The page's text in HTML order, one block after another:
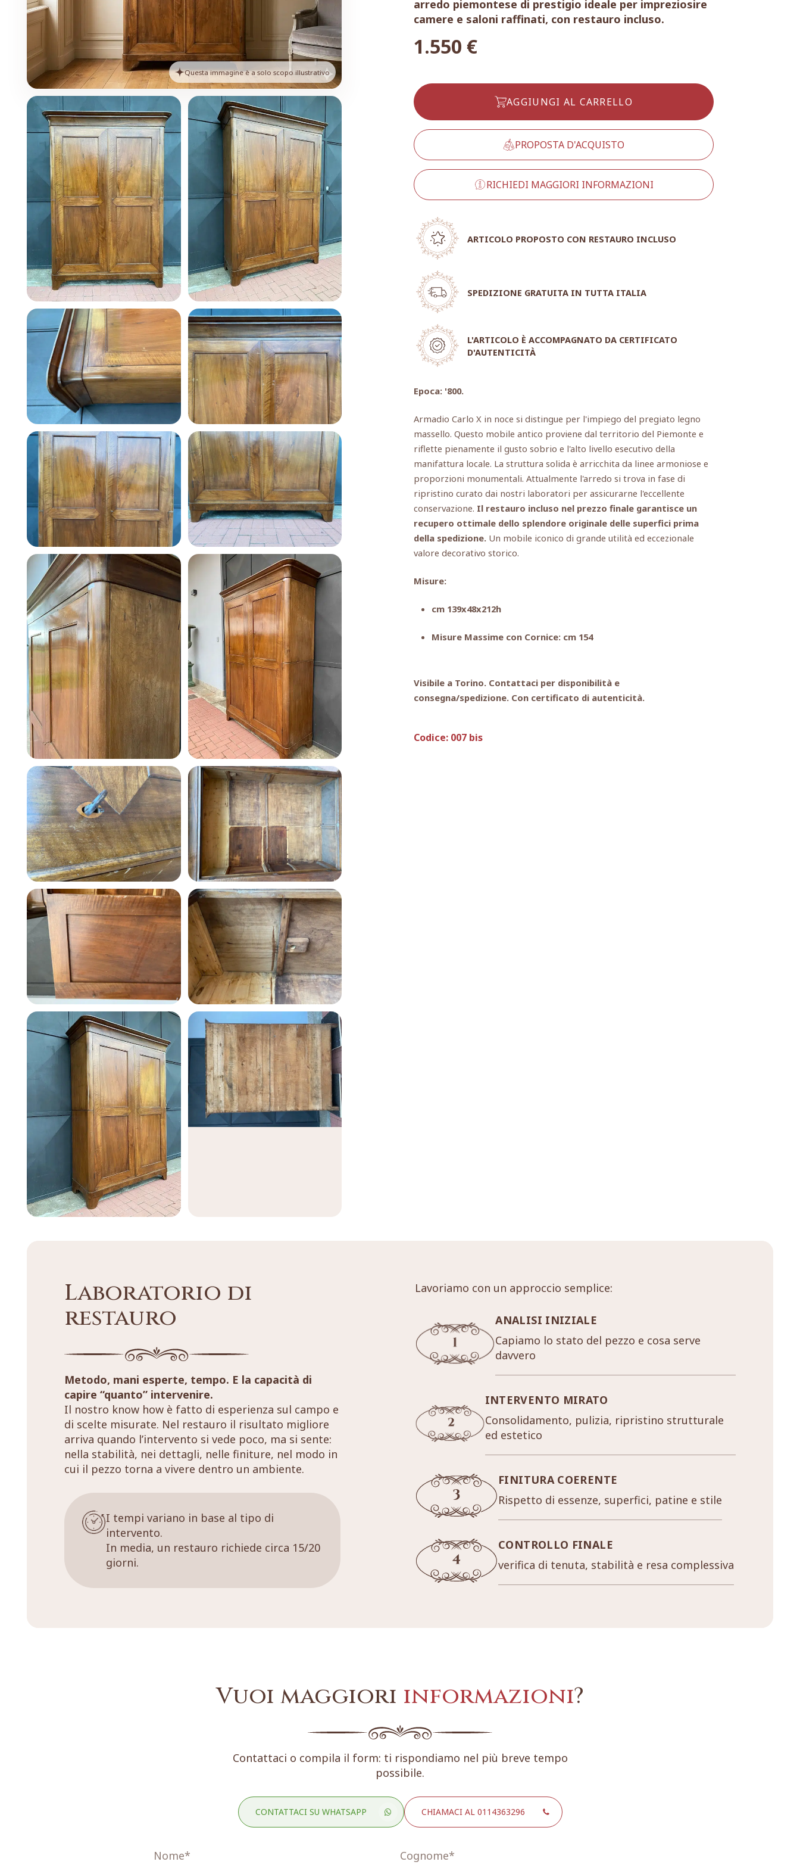
Questa immagine è a solo scopo illustrativo
arredo piemontese di prestigio ideale per impreziosire
camere e saloni raffinati, con restauro incluso.
1.550 €
AGGIUNGI AL CARRELLO
PROPOSTA D'ACQUISTO
RICHIEDI MAGGIORI INFORMAZIONI
ARTICOLO PROPOSTO CON RESTAURO INCLUSO
SPEDIZIONE GRATUITA IN TUTTA ITALIA
L'ARTICOLO È ACCOMPAGNATO DA CERTIFICATO
D'AUTENTICITÀ
Epoca: '800.
Armadio Carlo X in noce si distingue per l'impiego del pregiato legno
massello. Questo mobile antico proviene dal territorio del Piemonte e
riflette pienamente il gusto sobrio e l'alto livello esecutivo della
manifattura locale. La struttura solida è arricchita da linee armoniose e
proporzioni monumentali. Attualmente l'arredo si trova in fase di
ripristino curato dai nostri laboratori per assicurarne l'eccellente
conservazione. Il restauro incluso nel prezzo finale garantisce un
recupero ottimale dello splendore originale delle superfici prima
della spedizione. Un mobile iconico di grande utilità ed eccezionale
valore decorativo storico.
Misure:
cm 139x48x212h
Misure Massime con Cornice: cm 154
Visibile a Torino. Contattaci per disponibilità e
consegna/spedizione. Con certificato di autenticità.
Codice: 007 bis
Laboratorio di
restauro
Metodo, mani esperte, tempo. E la capacità di
capire “quanto” intervenire.
Il nostro know how è fatto di esperienza sul campo e
di scelte misurate. Nel restauro il risultato migliore
arriva quando l’intervento si vede poco, ma si sente:
nella stabilità, nei dettagli, nelle finiture, nel modo in
cui il pezzo torna a vivere dentro un ambiente.
I tempi variano in base al tipo di
intervento.
In media, un restauro richiede circa 15/20
giorni.
Lavoriamo con un approccio semplice:
ANALISI INIZIALE
Capiamo lo stato del pezzo e cosa serve
davvero
INTERVENTO MIRATO
Consolidamento, pulizia, ripristino strutturale
ed estetico
FINITURA COERENTE
Rispetto di essenze, superfici, patine e stile
CONTROLLO FINALE
verifica di tenuta, stabilità e resa complessiva
Vuoi maggiori informazioni?
Contattaci o compila il form: ti rispondiamo nel più breve tempo
possibile.
CONTATTACI SU WHATSAPP CHIAMACI AL 0114363296